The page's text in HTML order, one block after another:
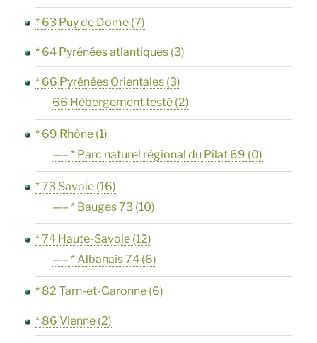
* 63 Puy de Dome (7)
* 64 Pyrénées atlantiques (3)
* 66 Pyrénées Orientales (3)
66 Hébergement testé (2)
* 69 Rhône (1)
—– * Parc naturel régional du Pilat 69 (0)
* 73 Savoie (16)
—– * Bauges 73 (10)
* 74 Haute-Savoie (12)
—– * Albanais 74 (6)
* 82 Tarn-et-Garonne (6)
* 86 Vienne (2)